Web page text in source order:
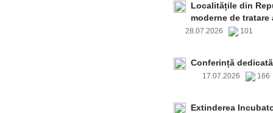
Localitățile din
moderne de
28.07.2026 101
Conferință
17.07.2026 166
Extinderea